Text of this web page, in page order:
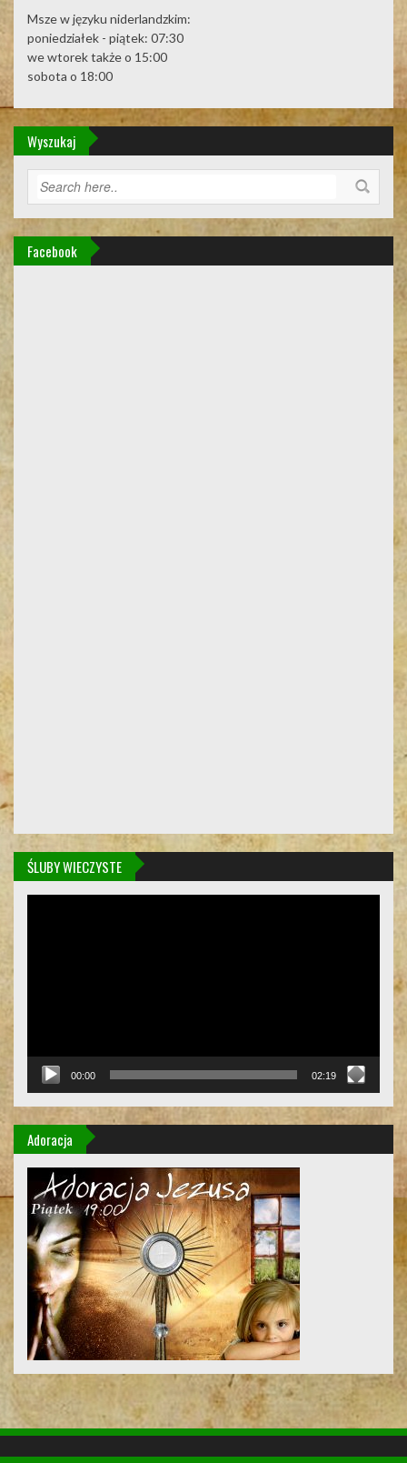
Msze w języku niderlandzkim:
poniedziałek - piątek: 07:30
we wtorek także o 15:00
sobota o 18:00
Wyszukaj
Facebook
ŚLUBY WIECZYSTE
00:00 02:19
Adoracja